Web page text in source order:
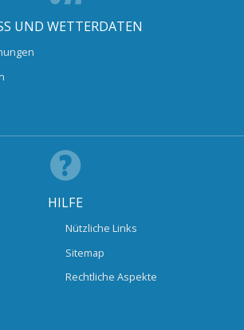
UND WETTERDATEN
HILFE
Nützliche Links
Sitemap
Rechtliche Aspekte